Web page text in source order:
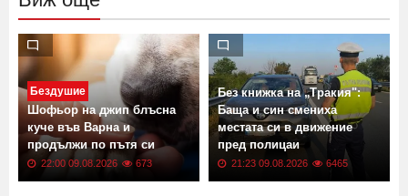
Бездушие
Шофьор на джип блъсна
куче във Варна и
продължи по пътя си
22:00 09.08.2026 673
Без книжка на „Тракия":
Баща и син смениха
местата си в движение
пред полицаи
21:23 09.08.2026 6465